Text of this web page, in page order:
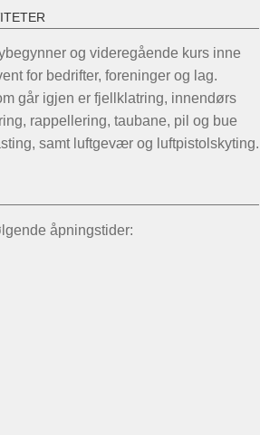
og videregående kurs inne
for bedrifter, foreninger og lag.
går igjen er fjellklatring, innendørs
rappellering, taubane, pil og bue
samt luftgevær og luftpistolskyting.
åpningstider: